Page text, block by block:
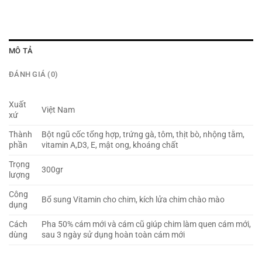
MÔ TẢ
ĐÁNH GIÁ (0)
Xuất
xứ
Việt Nam
Thành
phần
Bột ngũ cốc tổng hợp, trứng gà, tôm, thịt bò, nhộng tằm,
vitamin A,D3, E, mật ong, khoáng chất
Trọng
lượng
300gr
Công
dụng
Bổ sung Vitamin cho chim, kích lửa chim chào mào
Cách
dùng
Pha 50% cám mới và cám cũ giúp chim làm quen cám mới,
sau 3 ngày sử dụng hoàn toàn cám mới